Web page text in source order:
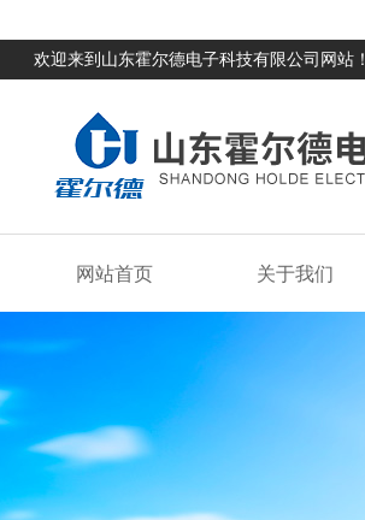
欢迎来到山东霍尔德电子科技有限公司网站！
网站首页 关于我们